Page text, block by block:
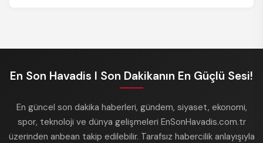
En Son Havadis I Son Dakikanın En Güçlü Sesi!
En güncel son dakika haberleri, gündem, siyaset, ekonomi,
spor, teknoloji ve dünya gelişmeleri EnSonHavadis.com.tr
üzerinden anbean takip edilebilir. Tarafsız habercilik anlayışıyla